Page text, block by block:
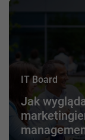
IT Board
Jak